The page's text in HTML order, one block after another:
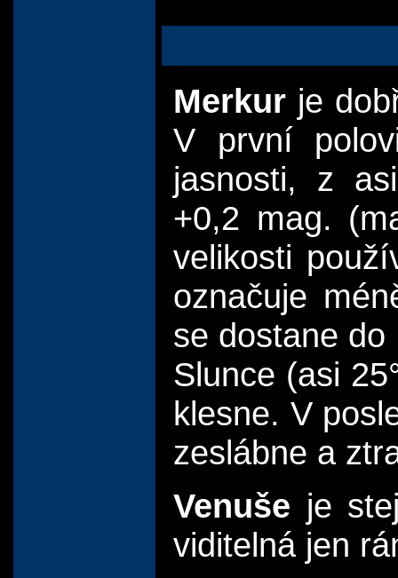
Merkur je
V první
jasnosti, z
+0,2 mag.
velikosti
označuje
se dostane
Slunce (asi
klesne. V
zeslábne a
Venuše je
viditelná jen